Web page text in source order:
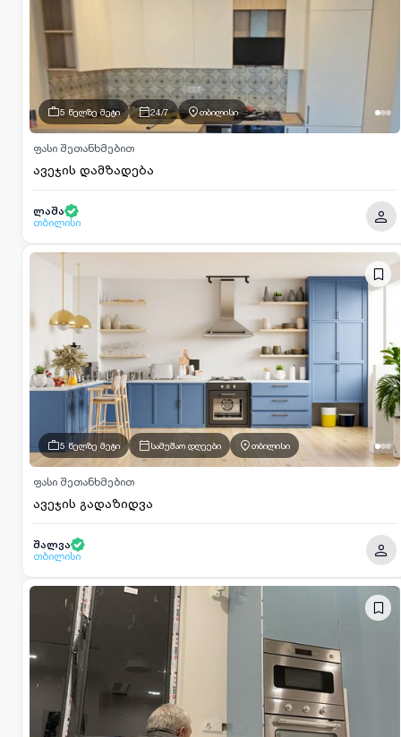
5 წელზე მეტი 24/7 თბილისი
ავეჯის დამზადება
ფასი შეთანხმებით
ლაშა
თბილისი
5 წელზე მეტი სამუშაო დღეები თბილისი
ავეჯის გადაზიდვა
ფასი შეთანხმებით
შალვა
თბილისი